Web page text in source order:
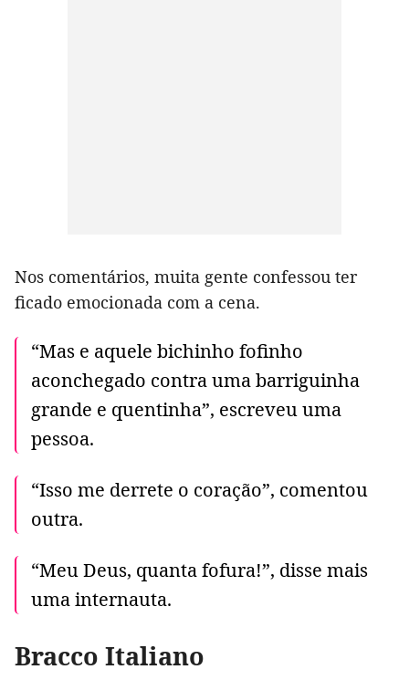
Nos comentários, muita gente confessou ter
ficado emocionada com a cena.
“Mas e aquele bichinho fofinho
aconchegado contra uma barriguinha
grande e quentinha”, escreveu uma
pessoa.
“Isso me derrete o coração”, comentou
outra.
“Meu Deus, quanta fofura!”, disse mais
uma internauta.
Bracco Italiano